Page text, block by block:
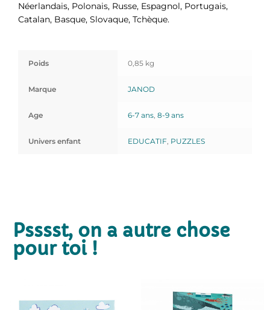
Néerlandais, Polonais, Russe, Espagnol, Portugais,
Catalan, Basque, Slovaque, Tchèque.
Poids 0,85 kg
Marque JANOD
Age 6-7 ans, 8-9 ans
Univers enfant EDUCATIF PUZZLES
Psssst, on a autre chose
pour toi !